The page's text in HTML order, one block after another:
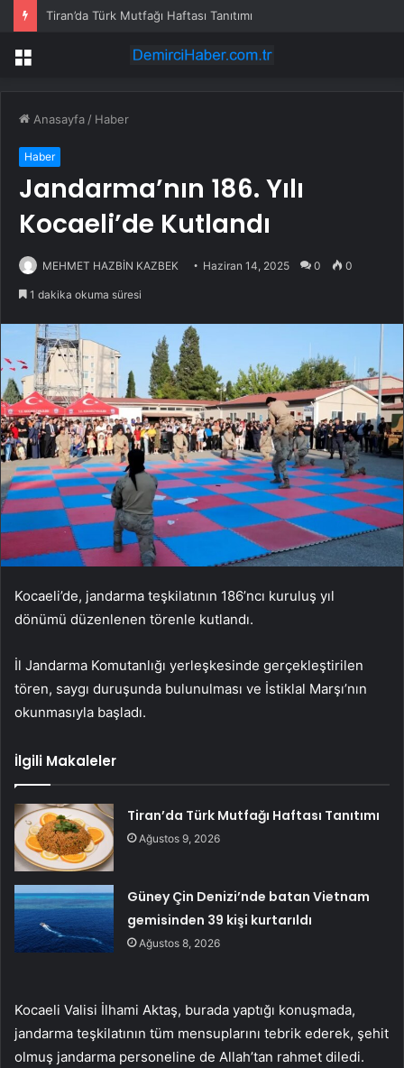
Tiran’da Türk Mutfağı Haftası Tanıtımı
Menü
Anasayfa / Haber
Haber
Jandarma’nın 186. Yılı
Kocaeli’de Kutlandı
MEHMET HAZBİN KAZBEK Haziran 14, 2025 0 0
1 dakika okuma süresi
Kocaeli’de, jandarma teşkilatının 186’ncı kuruluş yıl
dönümü düzenlenen törenle kutlandı.
İl Jandarma Komutanlığı yerleşkesinde gerçekleştirilen
tören, saygı duruşunda bulunulması ve İstiklal Marşı’nın
okunmasıyla başladı.
İlgili Makaleler
Tiran’da Türk Mutfağı Haftası Tanıtımı
Ağustos 9, 2026
Güney Çin Denizi’nde batan Vietnam
gemisinden 39 kişi kurtarıldı
Ağustos 8, 2026
Kocaeli Valisi İlhami Aktaş, burada yaptığı konuşmada,
jandarma teşkilatının tüm mensuplarını tebrik ederek, şehit
olmuş jandarma personeline de Allah’tan rahmet diledi.